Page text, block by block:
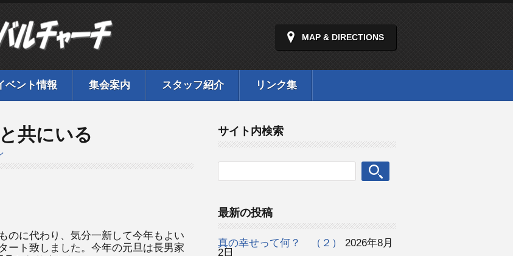
MAP & DIRECTIONS
ベント情報 集会案内 スタッフ紹介 リンク集
共にいる
のに代わり、気分一新して今年もよい
ート致しました。今年の元旦は長男家
サイト内検索
最新の投稿
真の幸せって何？ （２）
2026年8月
2日